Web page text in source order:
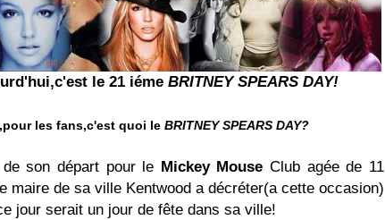
le 21 iéme BRITNEY SPEARS DAY!
les fans,c'est quoi le BRITNEY SPEARS DAY?
son départ pour le Mickey Mouse Club agée de 11
maire de sa ville Kentwood a décréter(a cette occasion)
jour serait un jour de fête dans sa ville!